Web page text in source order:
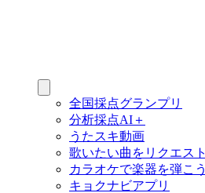
全国採点グランプリ
分析採点AI＋
うたスキ動画
歌いたい曲をリクエスト
カラオケで楽器を弾こう
キョクナビアプリ